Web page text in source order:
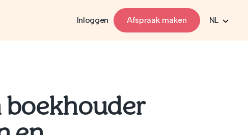
Inloggen Afspraak maken NL
boekhouder